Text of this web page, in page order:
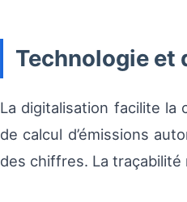
Technologie
La digitalisation facilite la
de calcul d’émissions
des chiffres. La traçabilité